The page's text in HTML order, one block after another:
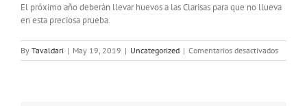
El próximo año deberán llevar huevos a las Clarisas para que no llueva
en esta preciosa prueba.
By Tavaldari | May 19, 2019 | Uncategorized | Comentarios desactivadosen
GF